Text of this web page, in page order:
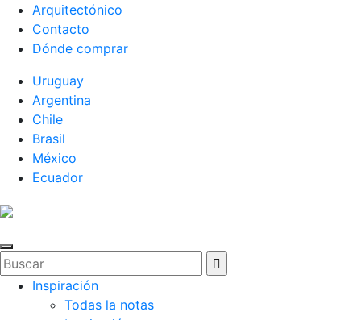
Arquitectónico
Contacto
Dónde comprar
Uruguay
Argentina
Chile
Brasil
México
Ecuador
Inspiración
Todas la notas